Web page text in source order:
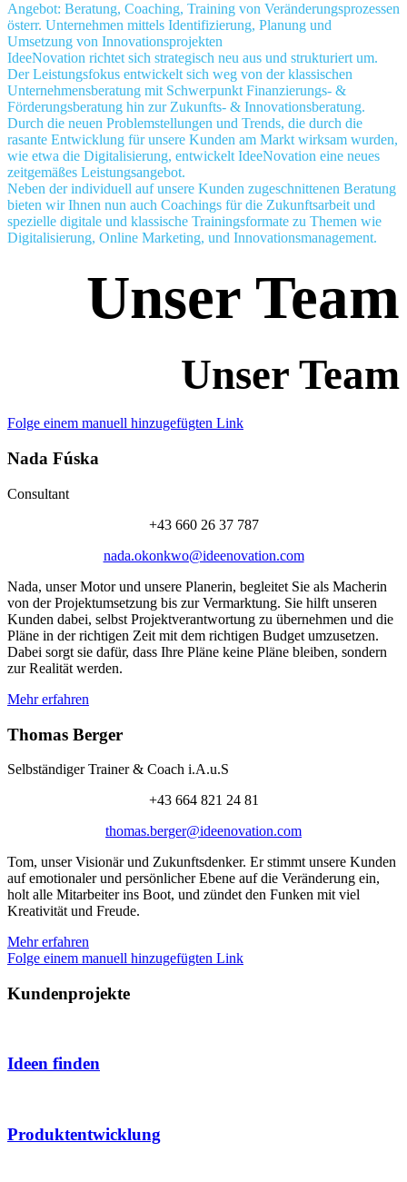
Angebot: Beratung, Coaching, Training von Veränderungsprozessen
österr. Unternehmen mittels Identifizierung, Planung und
Umsetzung von Innovationsprojekten
IdeeNovation richtet sich strategisch neu aus und strukturiert um.
Der Leistungsfokus entwickelt sich weg von der klassischen
Unternehmensberatung mit Schwerpunkt Finanzierungs- &
Förderungsberatung hin zur Zukunfts- & Innovationsberatung.
Durch die neuen Problemstellungen und Trends, die durch die
rasante Entwicklung für unsere Kunden am Markt wirksam wurden,
wie etwa die Digitalisierung, entwickelt IdeeNovation eine neues
zeitgemäßes Leistungsangebot.
Neben der individuell auf unsere Kunden zugeschnittenen Beratung
bieten wir Ihnen nun auch Coachings für die Zukunftsarbeit und
spezielle digitale und klassische Trainingsformate zu Themen wie
Digitalisierung, Online Marketing, und Innovationsmanagement.
Unser Team
Unser Team
Folge einem manuell hinzugefügten Link
Nada Fúska
Consultant
+43 660 26 37 787
nada.okonkwo@ideenovation.com
Nada, unser Motor und unsere Planerin, begleitet Sie als Macherin
von der Projektumsetzung bis zur Vermarktung. Sie hilft unseren
Kunden dabei, selbst Projektverantwortung zu übernehmen und die
Pläne in der richtigen Zeit mit dem richtigen Budget umzusetzen.
Dabei sorgt sie dafür, dass Ihre Pläne keine Pläne bleiben, sondern
zur Realität werden.
Mehr erfahren
Thomas Berger
Selbständiger Trainer & Coach i.A.u.S
+43 664 821 24 81
thomas.berger@ideenovation.com
Tom, unser Visionär und Zukunftsdenker. Er stimmt unsere Kunden
auf emotionaler und persönlicher Ebene auf die Veränderung ein,
holt alle Mitarbeiter ins Boot, und zündet den Funken mit viel
Kreativität und Freude.
Mehr erfahren
Folge einem manuell hinzugefügten Link
Kundenprojekte
Ideen finden
Produktentwicklung